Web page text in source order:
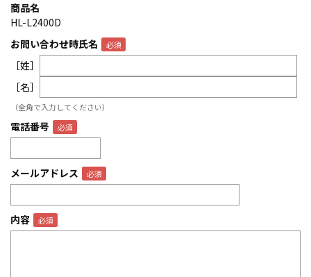
商品名
HL-L2400D
お問い合わせ時氏名
［姓］
［名］
（全角で入力してください）
電話番号
メールアドレス
内容